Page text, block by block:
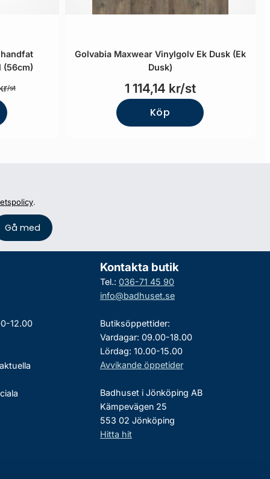
(56cm)
/st
Golvabia Maxwear Vinylgolv Ek Dusk (Ek
Dusk)
1 114,14 kr/st
Köp
.
12.00
Kontakta butik
Tel.: 036-71 45 90
info@badhuset.se
Butiksöppettider:
Vardagar: 09.00-18.00
Lördag: 10.00-15.00
Avvikande öppetider
Badhuset i Jönköping AB
Kämpevägen 25
553 02 Jönköping
Hitta hit